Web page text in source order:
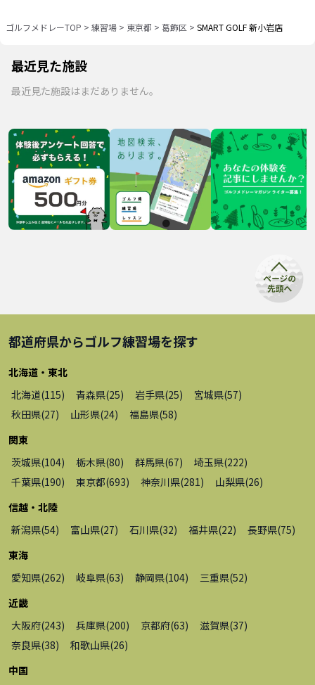
ゴルフメドレーTOP > 練習場 > 東京都 > 葛飾区 > SMART GOLF 新小岩店
最近見た施設
最近見た施設はまだありません。
都道府県からゴルフ練習場を探す
北海道・東北
北海道(115) 青森県(25) 岩手県(25) 宮城県(57)
秋田県(27) 山形県(24) 福島県(58)
関東
茨城県(104) 栃木県(80) 群馬県(67) 埼玉県(222)
千葉県(190) 東京都(693) 神奈川県(281) 山梨県(26)
信越・北陸
新潟県(54) 富山県(27) 石川県(32) 福井県(22) 長野県(75)
東海
愛知県(262) 岐阜県(63) 静岡県(104) 三重県(52)
近畿
大阪府(243) 兵庫県(200) 京都府(63) 滋賀県(37)
奈良県(38) 和歌山県(26)
中国